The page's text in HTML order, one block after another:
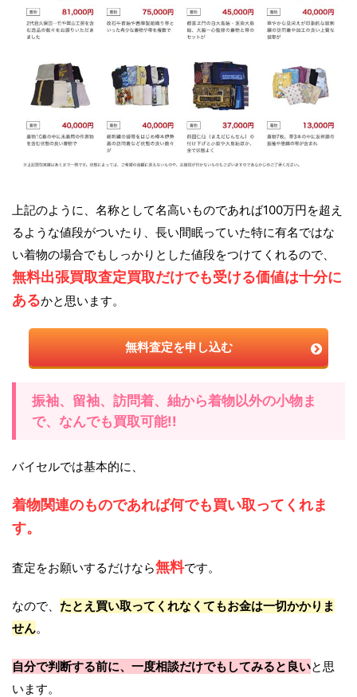
上記のように、名称として名高いものであれば100万円を超え
るような値段がついたり、長い間眠っていた特に有名ではな
い着物の場合でもしっかりとした値段をつけてくれるので、
無料出張買取査定買取だけでも受ける価値は十分に
あるかと思います。
無料査定を申し込む
振袖、留袖、訪問着、紬から着物以外の小物ま
で、なんでも買取可能!!
バイセルでは基本的に、
着物関連のものであれば何でも買い取ってくれま
す。
査定をお願いするだけなら無料です。
なので、 たとえ買い取ってくれなくてもお金は一切かかりま
せん。
自分で判断する前に、一度相談だけでもしてみると良いと思
います。